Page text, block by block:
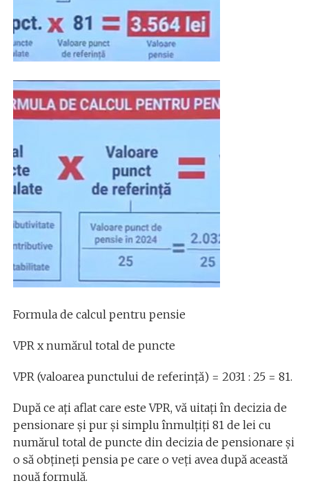
Formula de calcul pentru pensie
VPR x numărul total de puncte
VPR (valoarea punctului de referință) = 2031 : 25 = 81.
După ce aţi aflat care este VPR, vă uitați în decizia de
pensionare și pur și simplu înmulțiți 81 de lei cu
numărul total de puncte din decizia de pensionare și
o să obţineţi pensia pe care o veți avea după această
nouă formulă.